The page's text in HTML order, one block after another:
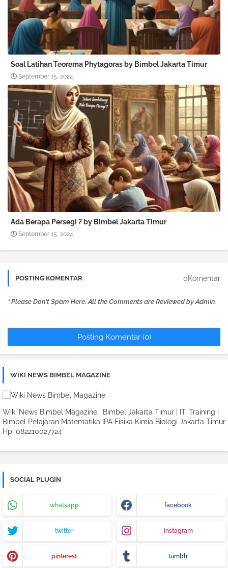
Soal Latihan Teorema Phytagoras by Bimbel Jakarta Timur
September 15, 2024
Ada Berapa Persegi ? by Bimbel Jakarta Timur
September 15, 2024
POSTING KOMENTAR 0Komentar
* Please Don't Spam Here. All the Comments are Reviewed by Admin.
Posting Komentar (0)
WIKI NEWS BIMBEL MAGAZINE
Wiki News Bimbel Magazine | Bimbel Jakarta Timur | IT. Training |
Bimbel Pelajaran Matematika IPA Fisika Kimia Biologi Jakarta Timur
Hp: 082210027724
SOCIAL PLUGIN
whatsapp facebook
twitter instagram
pinterest tumblr